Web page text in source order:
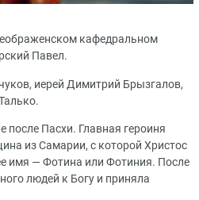
кафедральном
Павел.
иерей Димитрий Брызгалов,
после Пасхи. Главная героиня
из Самарии, с которой Христос
имя — Фотина или Фотиния. После
людей к Богу и приняла